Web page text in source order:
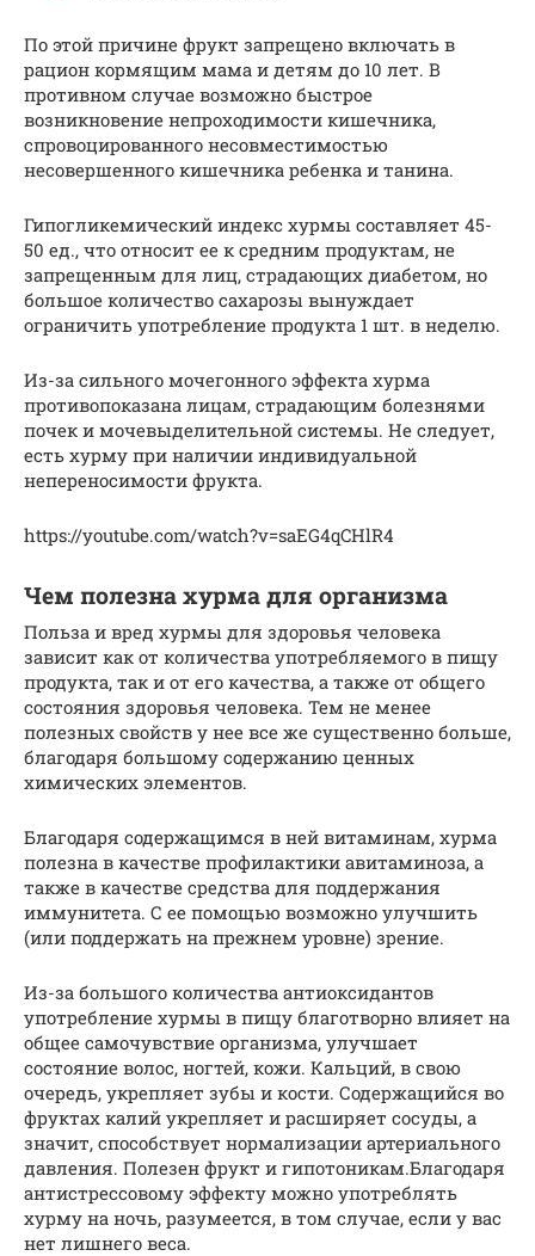
По этой причине фрукт запрещено включать в
рацион кормящим мама и детям до 10 лет. В
противном случае возможно быстрое
возникновение непроходимости кишечника,
спровоцированного несовместимостью
несовершенного кишечника ребенка и танина.
Гипогликемический индекс хурмы составляет 45-
50 ед., что относит ее к средним продуктам, не
запрещенным для лиц, страдающих диабетом, но
большое количество сахарозы вынуждает
ограничить употребление продукта 1 шт. в неделю.
Из-за сильного мочегонного эффекта хурма
противопоказана лицам, страдающим болезнями
почек и мочевыделительной системы. Не следует,
есть хурму при наличии индивидуальной
непереносимости фрукта.
https://youtube.com/watch?v=saEG4qCHlR4
Чем полезна хурма для организма
Польза и вред хурмы для здоровья человека
зависит как от количества употребляемого в пищу
продукта, так и от его качества, а также от общего
состояния здоровья человека. Тем не менее
полезных свойств у нее все же существенно больше,
благодаря большому содержанию ценных
химических элементов.
Благодаря содержащимся в ней витаминам, хурма
полезна в качестве профилактики авитаминоза, а
также в качестве средства для поддержания
иммунитета. С ее помощью возможно улучшить
(или поддержать на прежнем уровне) зрение.
Из-за большого количества антиоксидантов
употребление хурмы в пищу благотворно влияет на
общее самочувствие организма, улучшает
состояние волос, ногтей, кожи. Кальций, в свою
очередь, укрепляет зубы и кости. Содержащийся во
фруктах калий укрепляет и расширяет сосуды, а
значит, способствует нормализации артериального
давления. Полезен фрукт и гипотоникам.Благодаря
антистрессовому эффекту можно употреблять
хурму на ночь, разумеется, в том случае, если у вас
нет лишнего веса.